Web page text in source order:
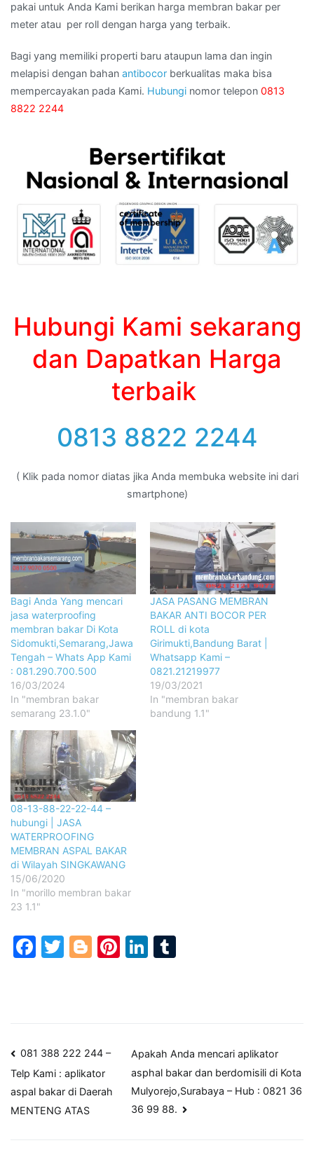
pakai untuk Anda Kami berikan harga membran bakar per
meter atau per roll dengan harga yang terbaik.
Bagi yang memiliki properti baru ataupun lama dan ingin
melapisi dengan bahan antibocor berkualitas maka bisa
mempercayakan pada Kami. Hubungi nomor telepon 0813
8822 2244
Hubungi Kami sekarang
dan Dapatkan Harga
terbaik
0813 8822 2244
( Klik pada nomor diatas jika Anda membuka website ini dari
smartphone)
Bagi Anda Yang mencari
jasa waterproofing
membran bakar Di Kota
Sidomukti,Semarang,Jawa
Tengah – Whats App Kami
: 081.290.700.500
16/03/2024
In "membran bakar
semarang 23.1.0"
JASA PASANG MEMBRAN
BAKAR ANTI BOCOR PER
ROLL di kota
Girimukti,Bandung Barat |
Whatsapp Kami –
0821.21219977
19/03/2021
In "membran bakar
bandung 1.1"
08-13-88-22-22-44 –
hubungi | JASA
WATERPROOFING
MEMBRAN ASPAL BAKAR
di Wilayah SINGKAWANG
15/06/2020
In "morillo membran bakar
23 1.1"
Facebook
Twitter
Blogger
Pinterest
LinkedIn
Post
navigation
081 388 222 244 –
Telp Kami : aplikator
aspal bakar di Daerah
MENTENG ATAS
Apakah Anda mencari aplikator
asphal bakar dan berdomisili di Kota
Mulyorejo,Surabaya – Hub : 0821 36
36 99 88.